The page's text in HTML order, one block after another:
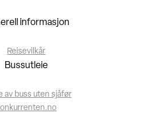
informasjon
Reisevilkår
Bussutleie
av buss uten sjåfør